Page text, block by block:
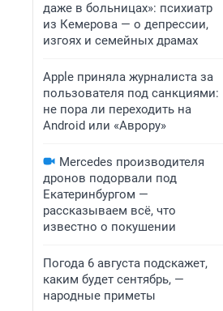
даже в больницах»: психиатр
из Кемерова — о депрессии,
изгоях и семейных драмах
Apple приняла журналиста за
пользователя под санкциями:
не пора ли переходить на
Android или «Аврору»
Mercedes производителя
дронов подорвали под
Екатеринбургом —
рассказываем всё, что
известно о покушении
Погода 6 августа подскажет,
каким будет сентябрь, —
народные приметы